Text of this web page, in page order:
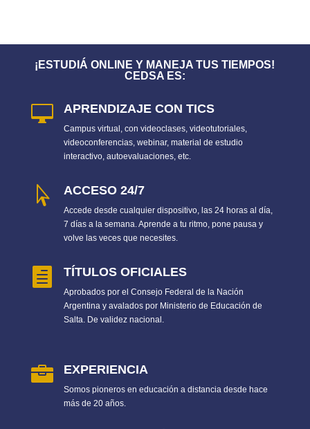
¡ESTUDIÁ ONLINE Y MANEJA TUS TIEMPOS!
CEDSA ES:
 APRENDIZAJE CON TICS
Campus virtual, con videoclases, videotutoriales,
videoconferencias, webinar, material de estudio
interactivo, autoevaluaciones, etc.
 ACCESO 24/7
Accede desde cualquier dispositivo, las 24 horas al día,
7 días a la semana. Aprende a tu ritmo, pone pausa y
volve las veces que necesites.
 TÍTULOS OFICIALES
Aprobados por el Consejo Federal de la Nación
Argentina y avalados por Ministerio de Educación de
Salta. De validez nacional.
 EXPERIENCIA
Somos pioneros en educación a distancia desde hace
más de 20 años.